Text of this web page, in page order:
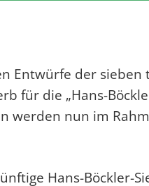
Entwürfe der
für die „Hans-
werden nun im
Hans-Böckler-